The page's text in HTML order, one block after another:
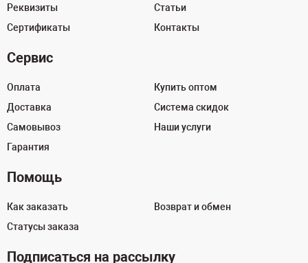
Реквизиты
Сертификаты
Статьи
Контакты
Сервис
Оплата
Доставка
Самовывоз
Гарантия
Купить оптом
Система скидок
Наши услуги
Помощь
Как заказать
Статусы заказа
Возврат и обмен
Подписаться на рассылку